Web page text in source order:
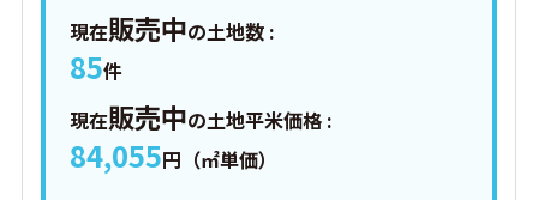
現在販売中の土地数 :
85件
現在販売中の土地平米価格 :
84,055円（㎡単価）